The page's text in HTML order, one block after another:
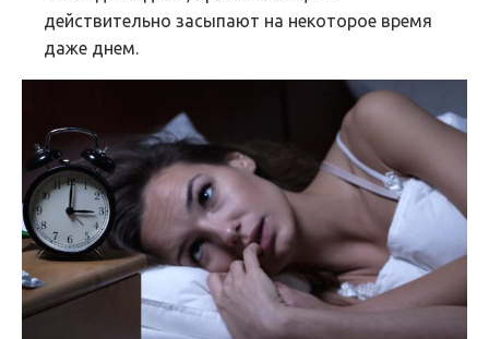
действительно засыпают на некоторое время
даже днем.